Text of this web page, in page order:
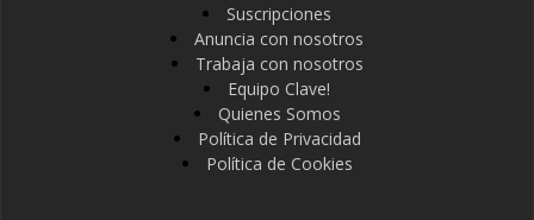
Suscripciones
Anuncia con nosotros
Trabaja con nosotros
Equipo Clave!
Quienes Somos
Política de Privacidad
Política de Cookies